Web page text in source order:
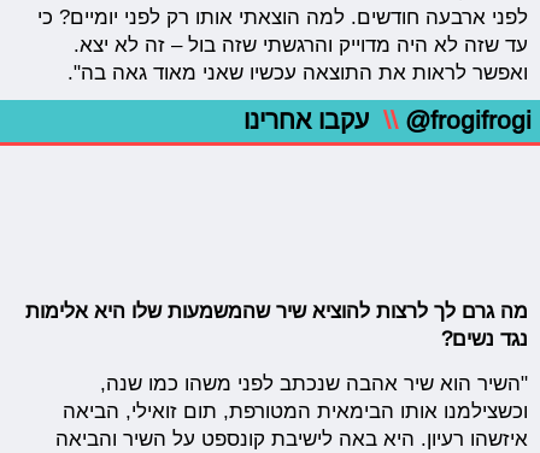
לפני ארבעה חודשים. למה הוצאתי אותו רק לפני יומיים? כי
עד שזה לא היה מדוייק והרגשתי שזה בול – זה לא יצא.
ואפשר לראות את התוצאה עכשיו שאני מאוד גאה בה".
@frogifrogi
\\ עקבו אחרינו
מה גרם לך לרצות להוציא שיר שהמשמעות שלו היא אלימות
נגד נשים?
"השיר הוא שיר אהבה שנכתב לפני משהו כמו שנה,
וכשצילמנו אותו הבימאית המטורפת, תום זואילי, הביאה
איזשהו רעיון. היא באה לישיבת קונספט על השיר והביאה